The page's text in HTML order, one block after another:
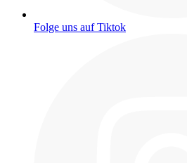
Folge uns auf Tiktok